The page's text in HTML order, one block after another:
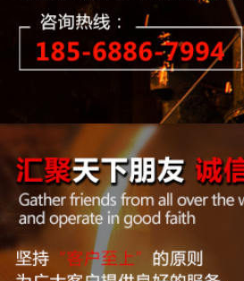
联系我们